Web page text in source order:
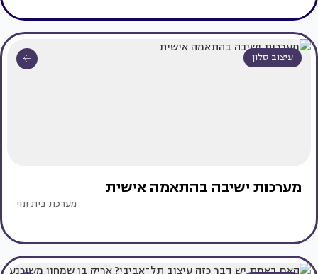
עיצוב סלון
מערכות ישיבה בהתאמה אישית
מערכת בית ונוי